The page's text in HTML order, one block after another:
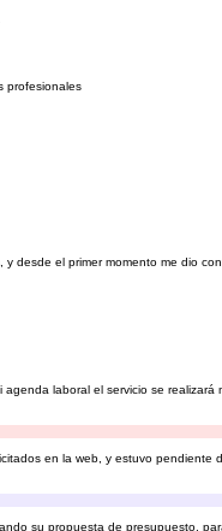
profesionales
desde el primer momento me dio
laboral el servicio se
en la web, y estuvo
su propuesta de presupuesto,